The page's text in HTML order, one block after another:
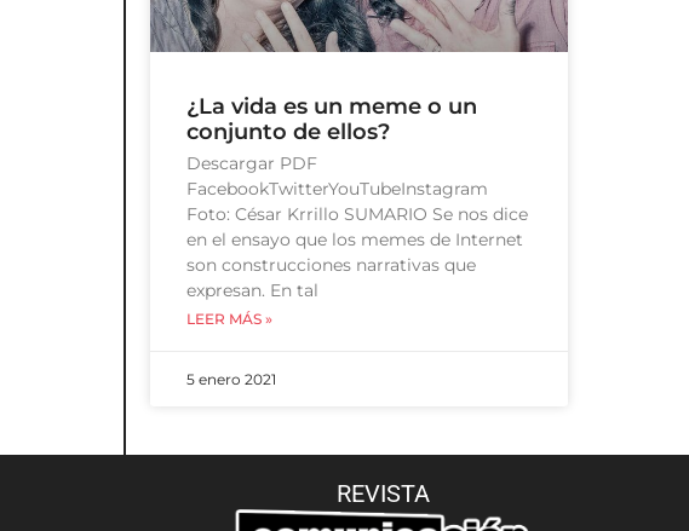
¿La vida es un meme o un
conjunto de ellos?
Descargar PDF
FacebookTwitterYouTubeInstagram
Foto: César Krrillo SUMARIO Se nos dice
en el ensayo que los memes de Internet
son construcciones narrativas que
expresan. En tal
LEER MÁS »
5 enero 2021
REVISTA